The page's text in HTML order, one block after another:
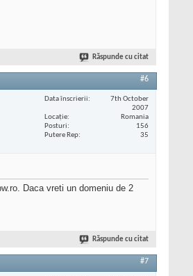
Răspunde cu citat
#6
Data înscrierii
7th October
2007
Locaţie
Romania
Posturi
156
Putere Rep
35
Daca vreti un domeniu de 2
Răspunde cu citat
#7